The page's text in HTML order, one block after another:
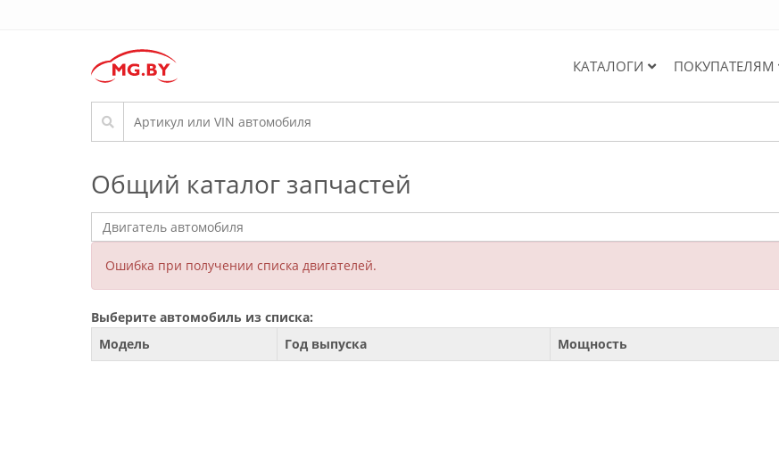
КАТАЛОГИ ПОКУПАТЕЛЯМ
Общий каталог запчастей
Ошибка при получении списка двигателей.
Выберите автомобиль из списка:
Модель
Год выпуска Мощность